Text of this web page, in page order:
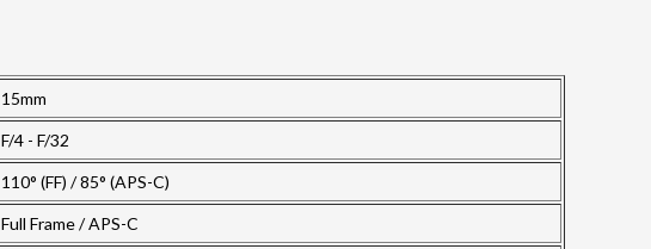
15mm
F/4 - F/32
110° (FF) / 85° (APS-C)
Full Frame / APS-C